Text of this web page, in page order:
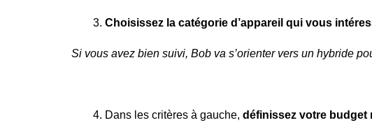
Choisissez la catégorie d’appareil qui vous
Si vous avez bien suivi, Bob va s’orienter vers un hybride
Dans les critères à gauche, définissez votre budget